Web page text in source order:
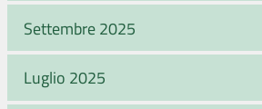
Settembre 2025
Luglio 2025